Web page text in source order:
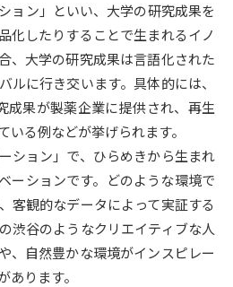
奨学金・特待生制度特集
進路の３択
新学年スタート号特集ページ
（高2生用）
を調べる
実施プログラムから探す
ョン」といい、大学の研究成果を
化したりすることで生まれるイノ
、大学の研究成果は言語化された
ルに行き交います。具体的には、
成果が製薬企業に提供され、再生
いる例などが挙げられます。
ション」で、ひらめきから生まれ
ーションです。どのような環境で
客観的なデータによって実証する
渋谷のようなクリエイティブな人
、自然豊かな環境がインスピレー
あります。